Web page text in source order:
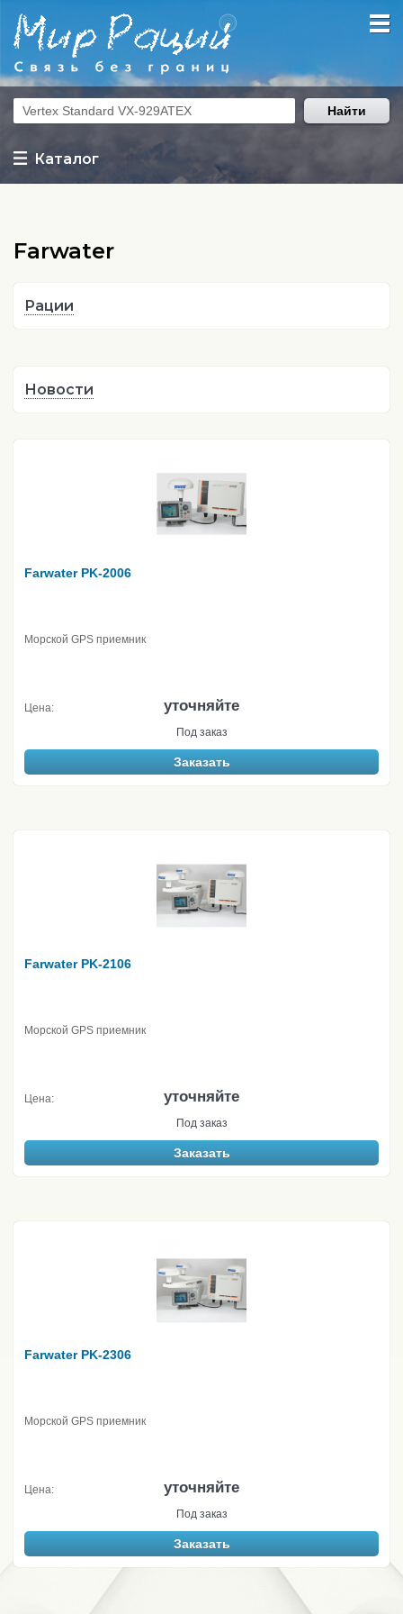
Каталог
Найти
Farwater
Рации
Новости
Farwater PK-2006
Морской GPS приемник
Цена: уточняйте
Под заказ
Заказать
Farwater PK-2106
Морской GPS приемник
Цена: уточняйте
Под заказ
Заказать
Farwater PK-2306
Морской GPS приемник
Цена: уточняйте
Под заказ
Заказать